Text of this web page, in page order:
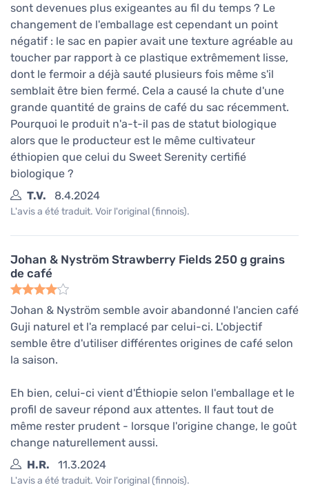
sont devenues plus exigeantes au fil du temps ? Le
changement de l'emballage est cependant un point
négatif : le sac en papier avait une texture agréable au
toucher par rapport à ce plastique extrêmement lisse,
dont le fermoir a déjà sauté plusieurs fois même s'il
semblait être bien fermé. Cela a causé la chute d'une
grande quantité de grains de café du sac récemment.
Pourquoi le produit n'a-t-il pas de statut biologique
alors que le producteur est le même cultivateur
éthiopien que celui du Sweet Serenity certifié
biologique ?
T.V.
8.4.2024
L'avis a été traduit. Voir l'original (finnois).
Johan & Nyström Strawberry Fields 250 g grains
de café
Johan & Nyström semble avoir abandonné l'ancien café
Guji naturel et l'a remplacé par celui-ci. L'objectif
semble être d'utiliser différentes origines de café selon
la saison.
Eh bien, celui-ci vient d'Éthiopie selon l'emballage et le
profil de saveur répond aux attentes. Il faut tout de
même rester prudent - lorsque l'origine change, le goût
change naturellement aussi.
H.R.
11.3.2024
L'avis a été traduit. Voir l'original (finnois).